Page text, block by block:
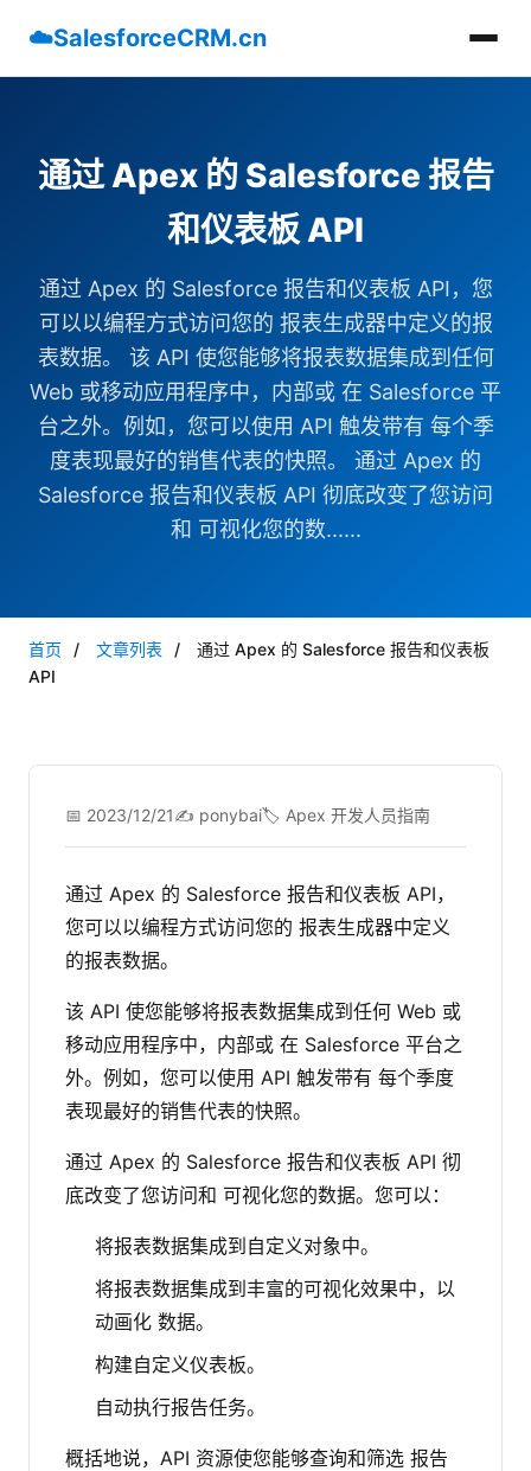
☁️SalesforceCRM.cn
通过 Apex 的 Salesforce 报告
和仪表板 API
通过 Apex 的 Salesforce 报告和仪表板 API，您
可以以编程方式访问您的 报表生成器中定义的报
表数据。 该 API 使您能够将报表数据集成到任何
Web 或移动应用程序中，内部或 在 Salesforce 平
台之外。例如，您可以使用 API 触发带有 每个季
度表现最好的销售代表的快照。 通过 Apex 的
Salesforce 报告和仪表板 API 彻底改变了您访问
和 可视化您的数......
首页 / 文章列表 /
通过 Apex 的 Salesforce 报告和仪表板
API
📅 2023/12/21✍️ ponybai🏷️ Apex 开发人员指南
通过 Apex 的 Salesforce 报告和仪表板 API，
您可以以编程方式访问您的 报表生成器中定义
的报表数据。
该 API 使您能够将报表数据集成到任何 Web 或
移动应用程序中，内部或 在 Salesforce 平台之
外。例如，您可以使用 API 触发带有 每个季度
表现最好的销售代表的快照。
通过 Apex 的 Salesforce 报告和仪表板 API 彻
底改变了您访问和 可视化您的数据。您可以：
将报表数据集成到自定义对象中。
将报表数据集成到丰富的可视化效果中，以
动画化 数据。
构建自定义仪表板。
自动执行报告任务。
概括地说，API 资源使您能够查询和筛选 报告